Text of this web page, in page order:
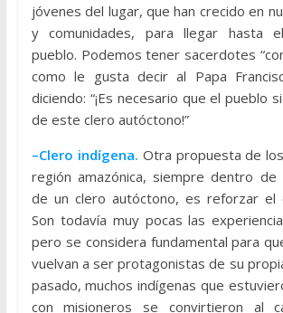
jóvenes del lugar, que han crecido en
y comunidades, para llegar hasta
pueblo. Podemos tener sacerdotes
como le gusta decir al Papa
diciendo: “¡Es necesario que el pueblo
de este clero autóctono!”
–Clero indígena. Otra propuesta de
región amazónica, siempre dentro de
de un clero autóctono, es reforzar el
Son todavía muy pocas las
pero se considera fundamental para
vuelvan a ser protagonistas de su
pasado, muchos indígenas que
con misioneros se convirtieron al